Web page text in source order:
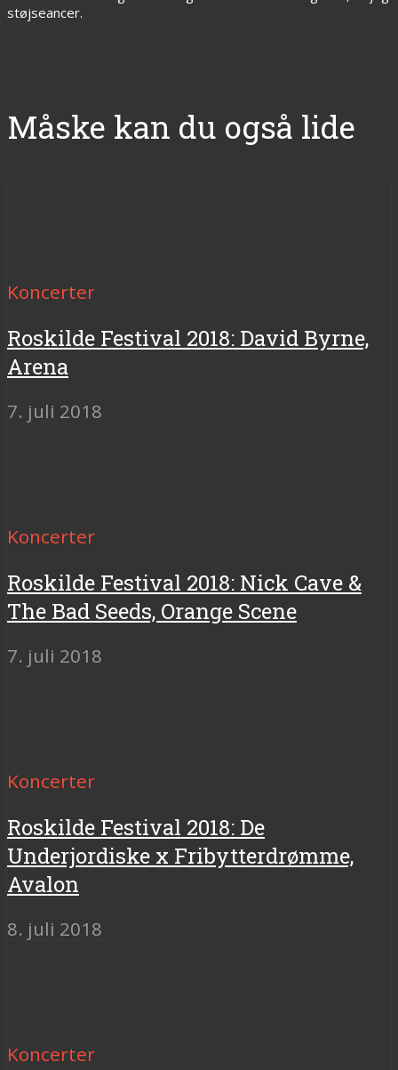
støjseancer.
Måske kan du også lide
Koncerter
Roskilde Festival 2018: David Byrne,
Arena
7. juli 2018
Koncerter
Roskilde Festival 2018: Nick Cave &
The Bad Seeds, Orange Scene
7. juli 2018
Koncerter
Roskilde Festival 2018: De
Underjordiske x Fribytterdrømme,
Avalon
8. juli 2018
Koncerter